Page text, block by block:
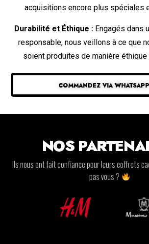
acquisitions encore plus spéciales
Durabilité et Éthique : Engagés dans
responsable, nous veillons à ce que
soient produites de manière éthique
COMMANDEZ VIA WHATSAPP
NOS
Ils nous ont fait confiance pour leurs coffrets
pas vous ?